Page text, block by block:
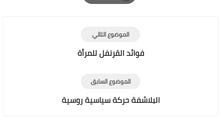
Print
الموضوع التالي
فوائد القرنفل للمرأة
الموضوع السابق
البلاشفة حركة سياسية روسية